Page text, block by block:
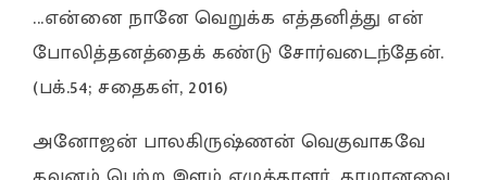
...என்னை நானே வெறுக்க எத்தனித்து என்
போலித்தனத்தைக் கண்டு சோர்வடைந்தேன்.
(பக்.54; சதைகள், 2016)
அனோஜன் பாலகிருஷ்ணன் வெகுவாகவே